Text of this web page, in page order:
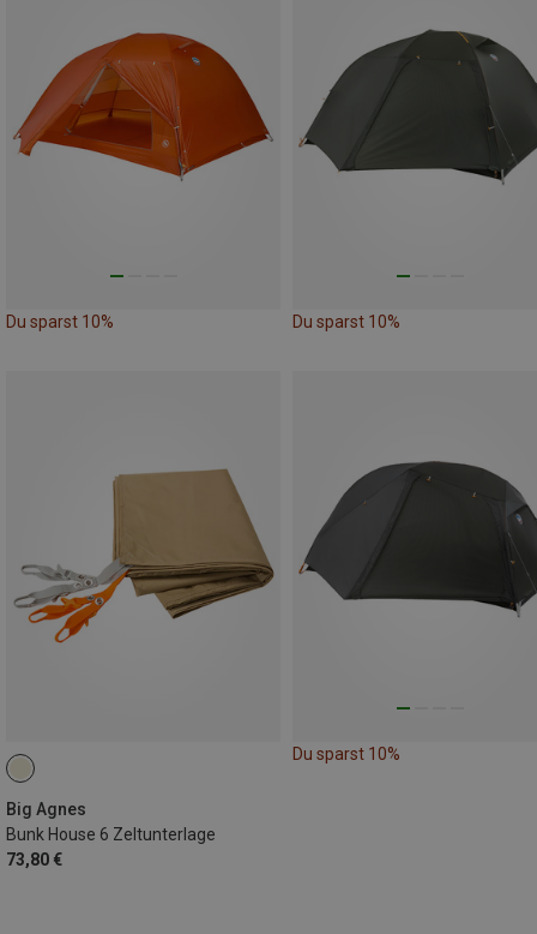
Du sparst 10% Du sparst 10%
Big Agnes
Bunk House 6 Zeltunterlage
73,80 €
Du sparst 10%